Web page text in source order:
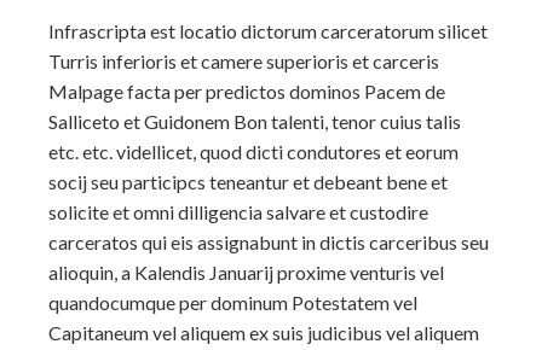
Infrascripta est locatio dictorum carceratorum silicet
Turris inferioris et camere superioris et carceris
Malpage facta per predictos dominos Pacem de
Salliceto et Guidonem Bon talenti, tenor cuius talis
etc. etc. videllicet, quod dicti condutores et eorum
socij seu participcs teneantur et debeant bene et
solicite et omni dilligencia salvare et custodire
carceratos qui eis assignabunt in dictis carceribus seu
alioquin, a Kalendis Januarij proxime venturis vel
quandocumque per dominum Potestatem vel
Capitaneum vel aliquem ex suis judicibus vel aliquem